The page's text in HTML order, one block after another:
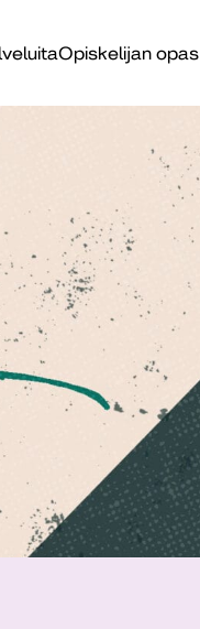
Opiskelijan opas